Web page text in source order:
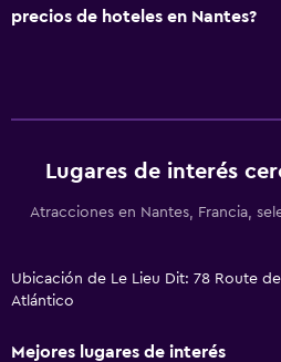
precios de hoteles en Nantes?
Lugares de interés
Atracciones en Nantes, Francia,
Ubicación de Le Lieu Dit: 78 Route
Atlántico
Mejores lugares de interés